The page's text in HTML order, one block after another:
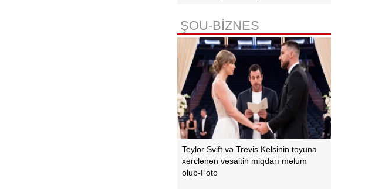
ŞOU-BİZNES
Teylor Svift və Trevis Kelsinin toyuna
xərclənən vəsaitin miqdarı məlum
olub-Foto